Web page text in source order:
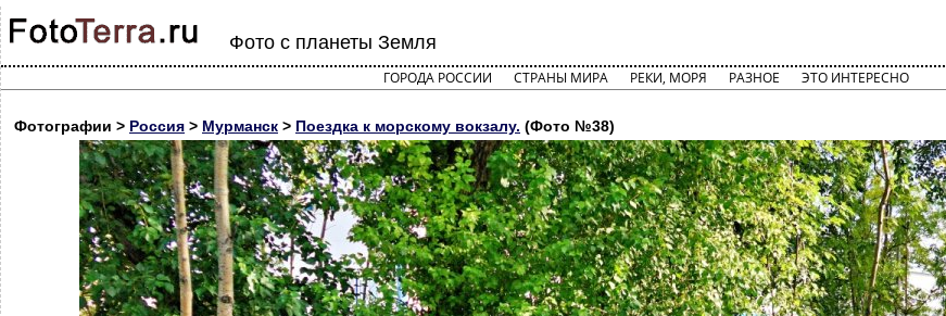
Фото с планеты Земля
ГОРОДА РОССИИ СТРАНЫ МИРА РЕКИ, МОРЯ РАЗНОЕ ЭТО ИНТЕРЕСНО
Фотографии > Россия > Мурманск > Поездка к морскому вокзалу. (Фото №38)